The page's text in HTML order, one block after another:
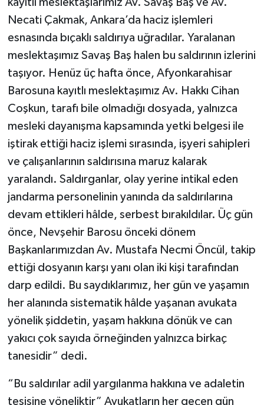
kayıtlı meslektaşlarımız Av. Savaş Baş ve Av.
Necati Çakmak, Ankara’da haciz işlemleri
esnasında bıçaklı saldırıya uğradılar. Yaralanan
meslektaşımız Savaş Baş halen bu saldırının izlerini
taşıyor. Henüz üç hafta önce, Afyonkarahisar
Barosuna kayıtlı meslektaşımız Av. Hakkı Cihan
Coşkun, tarafı bile olmadığı dosyada, yalnızca
mesleki dayanışma kapsamında yetki belgesi ile
iştirak ettiği haciz işlemi sırasında, işyeri sahipleri
ve çalışanlarının saldırısına maruz kalarak
yaralandı. Saldırganlar, olay yerine intikal eden
jandarma personelinin yanında da saldırılarına
devam ettikleri hâlde, serbest bırakıldılar. Üç gün
önce, Nevşehir Barosu önceki dönem
Başkanlarımızdan Av. Mustafa Necmi Öncül, takip
ettiği dosyanın karşı yanı olan iki kişi tarafından
darp edildi. Bu saydıklarımız, her gün ve yaşamın
her alanında sistematik hâlde yaşanan avukata
yönelik şiddetin, yaşam hakkına dönük ve can
yakıcı çok sayıda örneğinden yalnızca birkaç
tanesidir” dedi.
“Bu saldırılar adil yargılanma hakkına ve adaletin
tesisine yöneliktir” Avukatların her geçen gün